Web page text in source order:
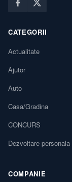
CATEGORII
Actualitate
Ajutor
Auto
Casa/Gradina
CONCURS
Dezvoltare personala
COMPANIE